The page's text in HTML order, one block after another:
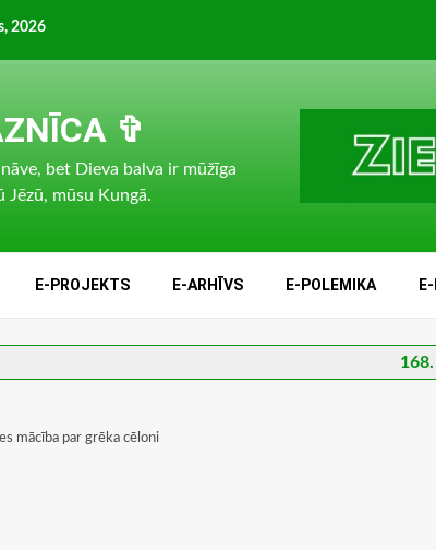
2026
✞
bet Dieva balva ir mūžīga
Jēzū, mūsu Kungā.
E-PROJEKTS E-ARHĪVS E-POLEMIKA
mācība par grēka cēloni